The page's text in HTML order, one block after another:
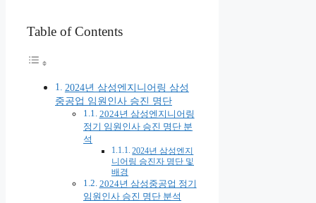
Table of Contents
2024년 삼성엔지니어링 삼성
중공업 임원인사 승진 명단
2024년 삼성엔지니어링
정기 임원인사 승진 명단 분
석
2024년 삼성엔지
니어링 승진자 명단 및
배경
2024년 삼성중공업 정기
임원인사 승진 명단 분석